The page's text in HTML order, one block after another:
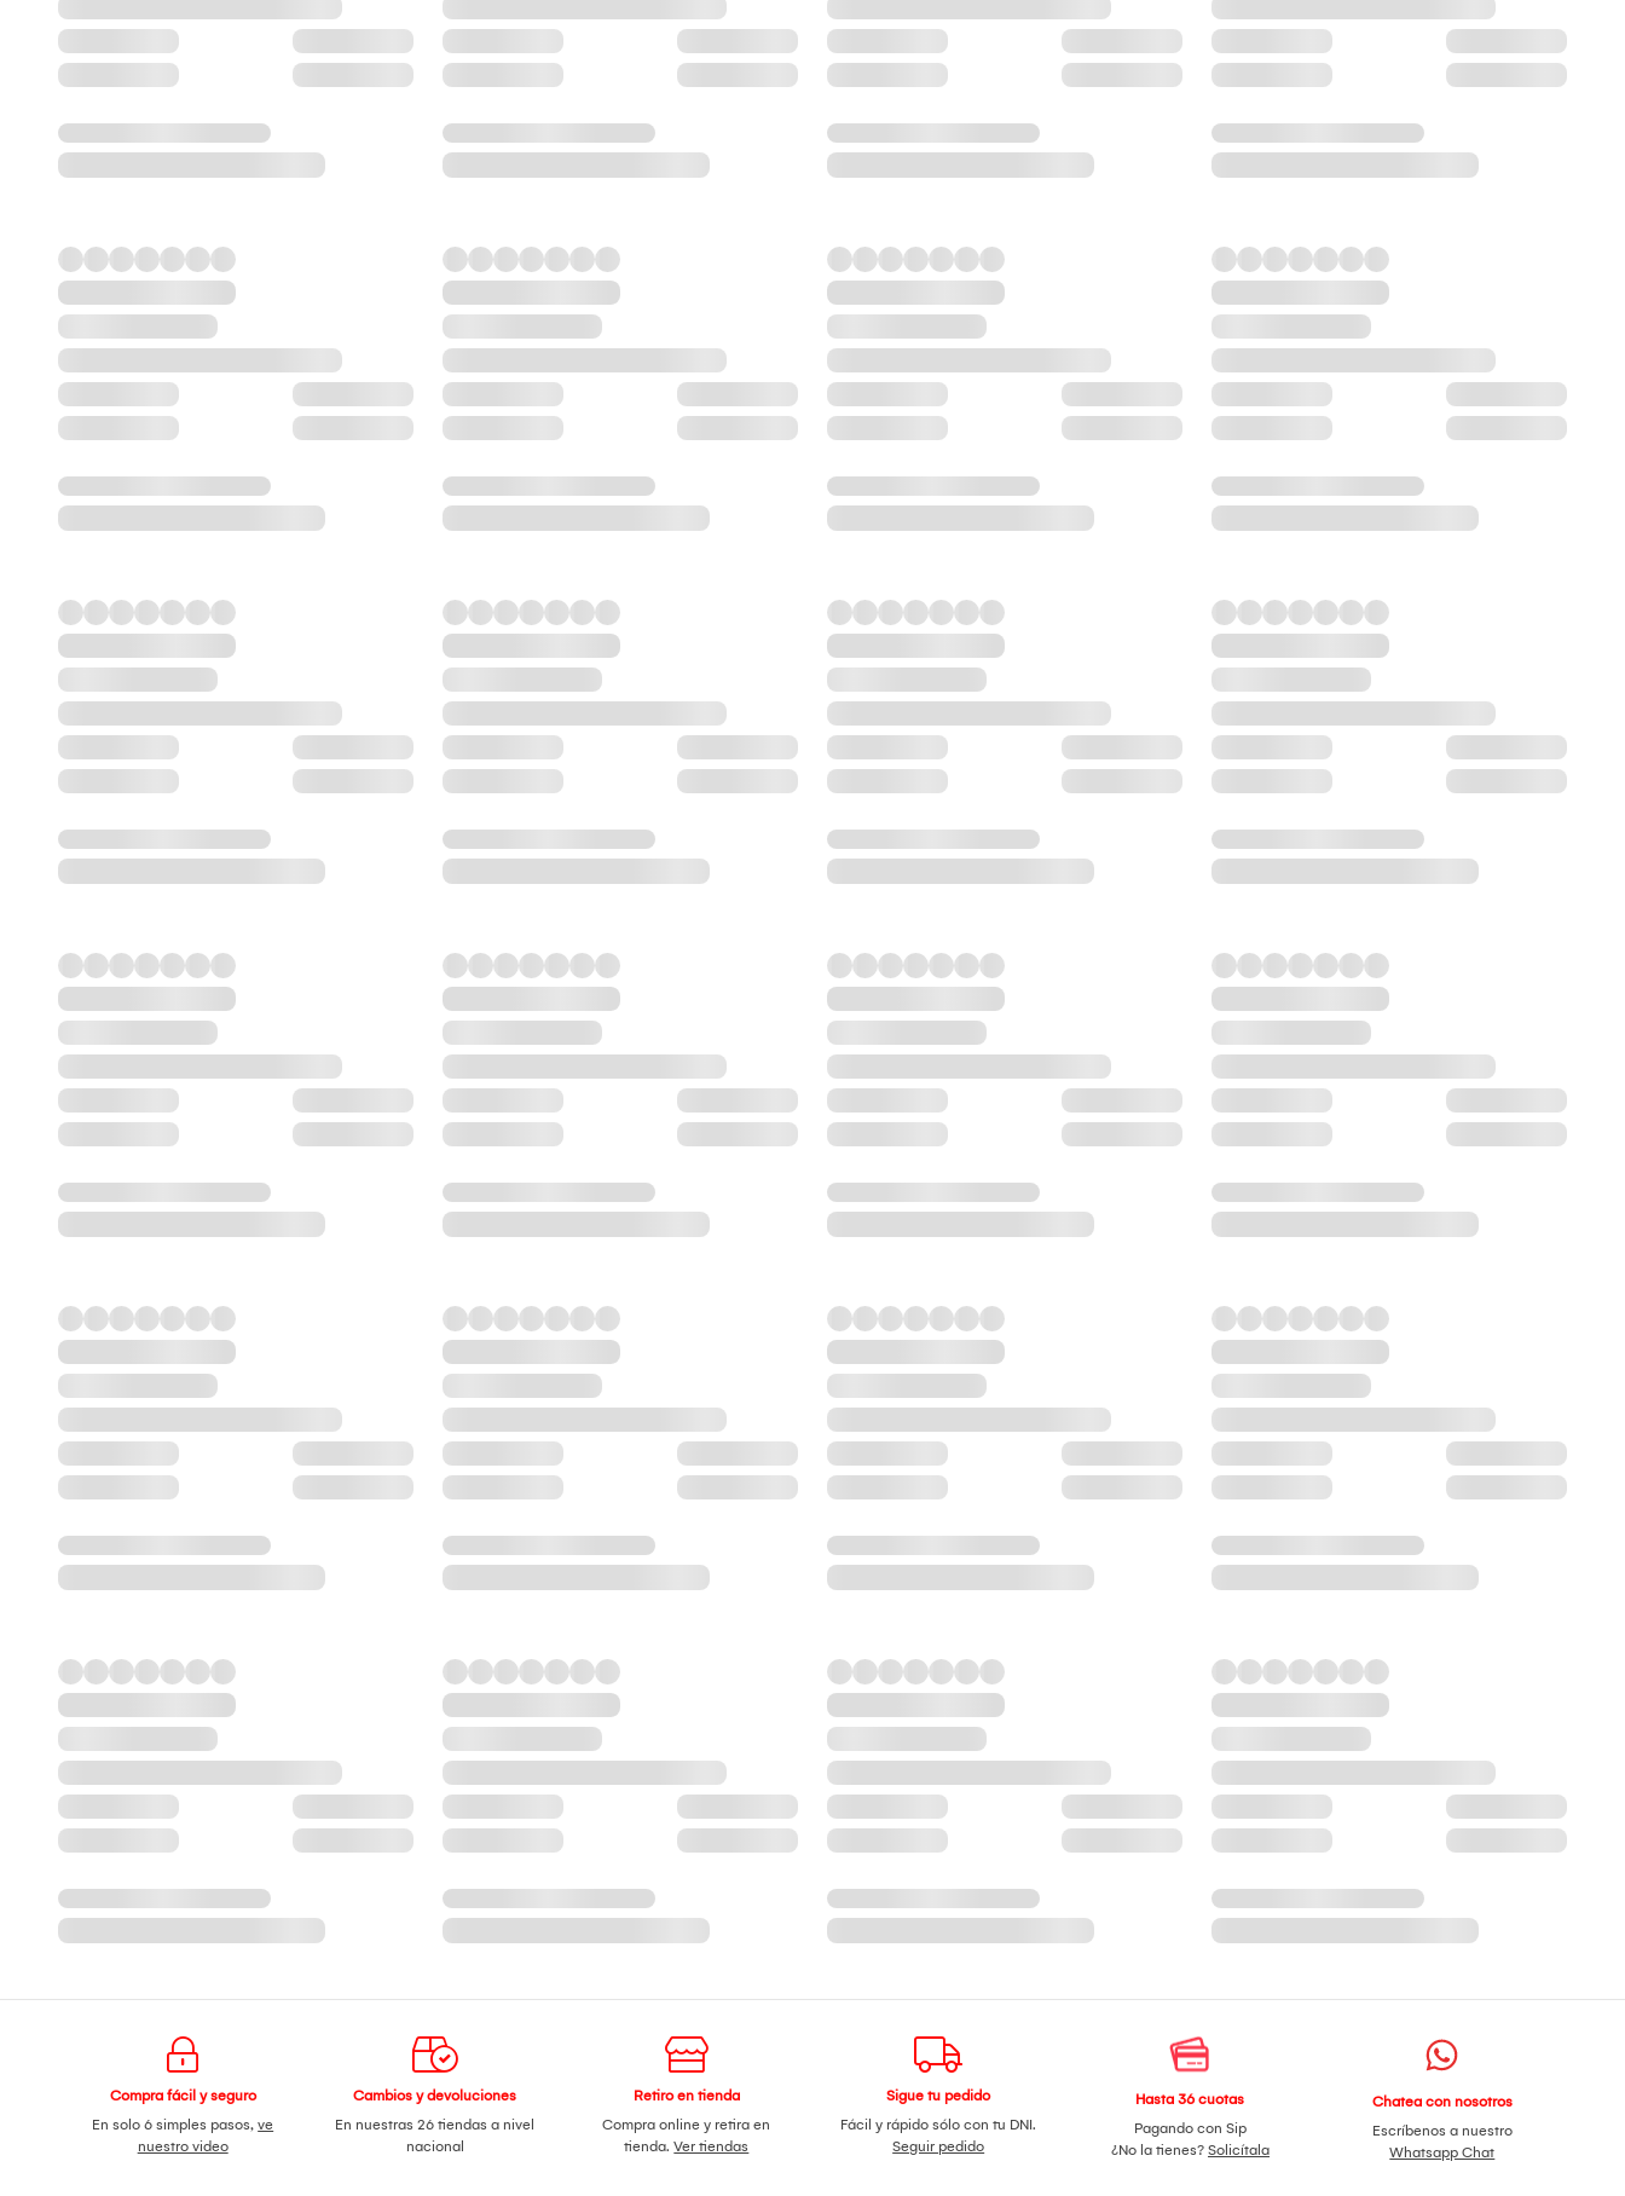
Compra fácil y seguro
En solo 6 simples pasos,ve
nuestro video
Cambios y devoluciones
En nuestras 26 tiendas a nivel
nacional
Retiro en tienda
Compra online y retira en
tienda.Ver tiendas
Sigue tu pedido
Fácil y rápido sólo con tu DNI.
Seguir pedido
Hasta 36 cuotas
Pagando con Sip
¿No la tienes? Solicítala
Chatea con nosotros
Escríbenos a nuestro
Whatsapp Chat